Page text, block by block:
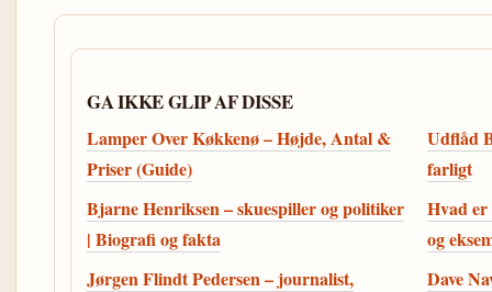
GA IKKE GLIP AF DISSE
Lamper Over Køkkenø – Højde, Antal &
Priser (Guide)
Udflåd
farligt
Bjarne Henriksen – skuespiller og politiker
| Biografi og fakta
Hvad er
og
Jørgen Flindt Pedersen – journalist,
Dave